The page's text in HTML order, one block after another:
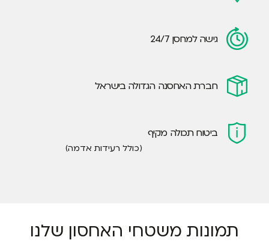
גישה למחסן 24/7
חברת האחסנה הגדולה בישראל
ביטוח תכולה מקיף
(כולל רעידות אדמה)
תמונות משטחי האחסון שלנו